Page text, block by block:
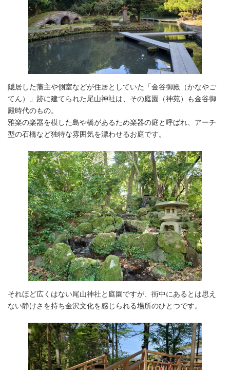
隠居した藩主や側室などが住居としていた「金谷御殿（かなやご
てん）」跡に建てられた尾山神社は、その庭園（神苑）も金谷御
殿時代のもの。
雅楽の楽器を模した島や橋があるため楽器の庭と呼ばれ、アーチ
型の石橋など独特な雰囲気を漂わせるお庭です。
それほど広くはない尾山神社と庭園ですが、街中にあるとは思え
ない静けさを持ち金沢文化を感じられる場所のひとつです。